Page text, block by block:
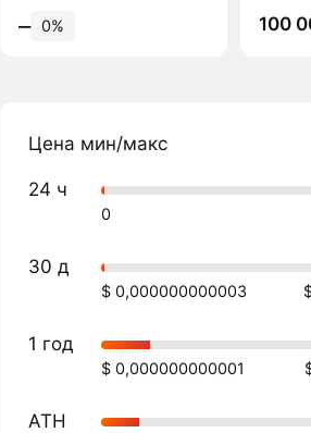
‒ 0%
100
Цена мин/макс
24 ч
0
30 д
$ 0,000000000003
1 год
$ 0,000000000001
ATH